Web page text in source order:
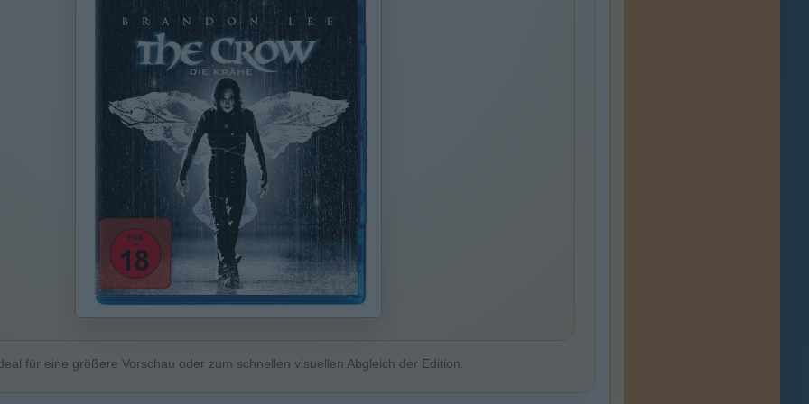
für eine größere Vorschau oder zum schnellen visuellen Abgleich der Edition.